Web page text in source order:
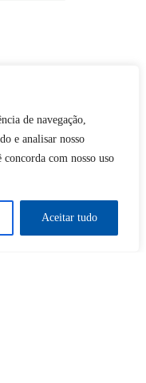
de navegação,
e analisar nosso
com nosso uso
Aceitar tudo
deseja
: 0